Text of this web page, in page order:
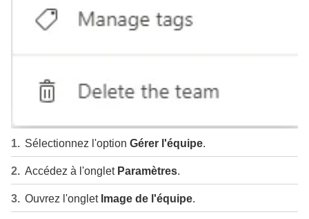
Sélectionnez l'option Gérer l'équipe.
Accédez à l'onglet Paramètres.
Ouvrez l'onglet Image de l'équipe.